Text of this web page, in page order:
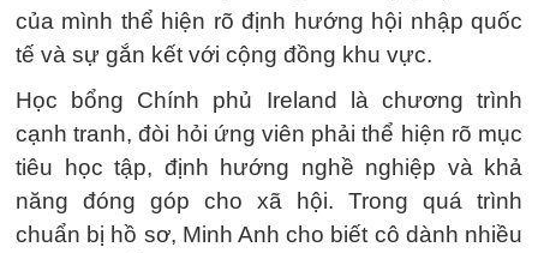
của mình thể hiện rõ định hướng hội nhập quốc
tế và sự gắn kết với cộng đồng khu vực.
Học bổng Chính phủ Ireland là chương trình
cạnh tranh, đòi hỏi ứng viên phải thể hiện rõ mục
tiêu học tập, định hướng nghề nghiệp và khả
năng đóng góp cho xã hội. Trong quá trình
chuẩn bị hồ sơ, Minh Anh cho biết cô dành nhiều